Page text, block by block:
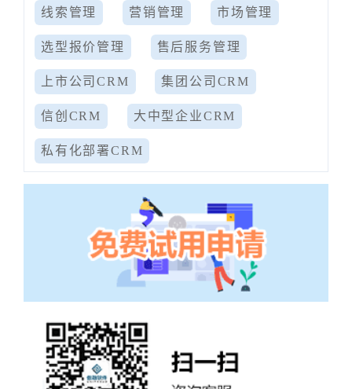
线索管理 营销管理 市场管理
选型报价管理 售后服务管理
上市公司CRM 集团公司CRM
信创CRM 大中型企业CRM
私有化部署CRM